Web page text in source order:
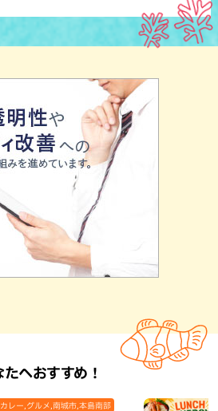
たへおすすめ！
レー,グルメ,南城市,本島南部